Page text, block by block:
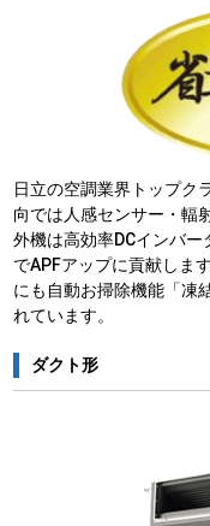
日立の空調業界トップク
向では人感センサー・輻
外機は高効率DCインバ
でAPFアップに貢献しま
にも自動お掃除機能「凍
れています。
ダクト形